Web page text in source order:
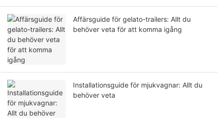
Affärsguide för gelato-trailers: Allt du
behöver veta för att komma igång
Installationsguide för mjukvagnar: Allt du
behöver veta